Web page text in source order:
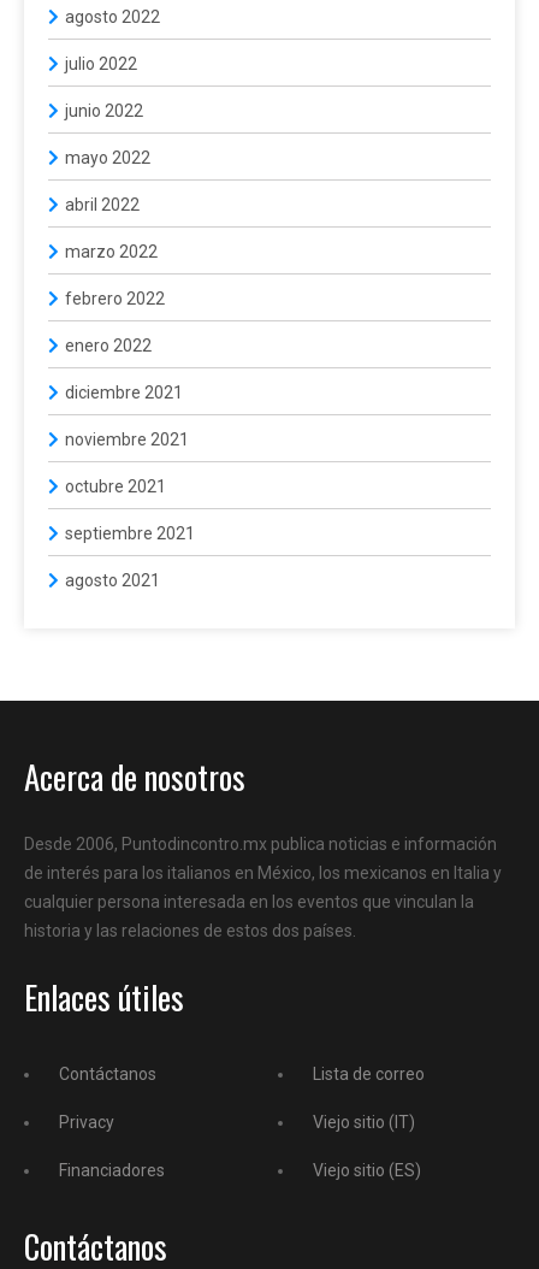
agosto 2022
julio 2022
junio 2022
mayo 2022
abril 2022
marzo 2022
febrero 2022
enero 2022
diciembre 2021
noviembre 2021
octubre 2021
septiembre 2021
agosto 2021
Acerca de nosotros
Desde 2006, Puntodincontro.mx publica noticias e información
de interés para los italianos en México, los mexicanos en Italia y
cualquier persona interesada en los eventos que vinculan la
historia y las relaciones de estos dos países.
Enlaces útiles
Contáctanos
Privacy
Financiadores
Lista de correo
Viejo sitio (IT)
Viejo sitio (ES)
Contáctanos